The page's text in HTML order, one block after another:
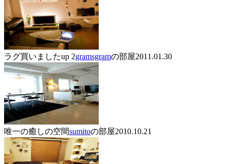
ラグ買いましたup 2gramsgramの部屋2011.01.30
唯一の癒しの空間sumitoの部屋2010.10.21